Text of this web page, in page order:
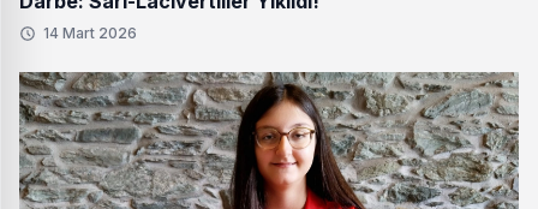
14 Mart 2026